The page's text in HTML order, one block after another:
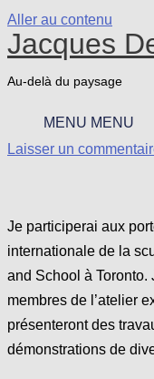
Aller au contenu
Jacques
Au-delà du paysage
MENU MENU
Laisser un
Je participerai aux
internationale de la
and School à
membres de l’atelier
présenteront des
démonstrations de